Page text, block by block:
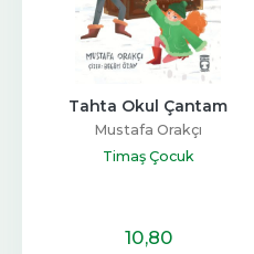
Tahta Okul Çantam
Mustafa Orakçı
Timaş Çocuk
10,80